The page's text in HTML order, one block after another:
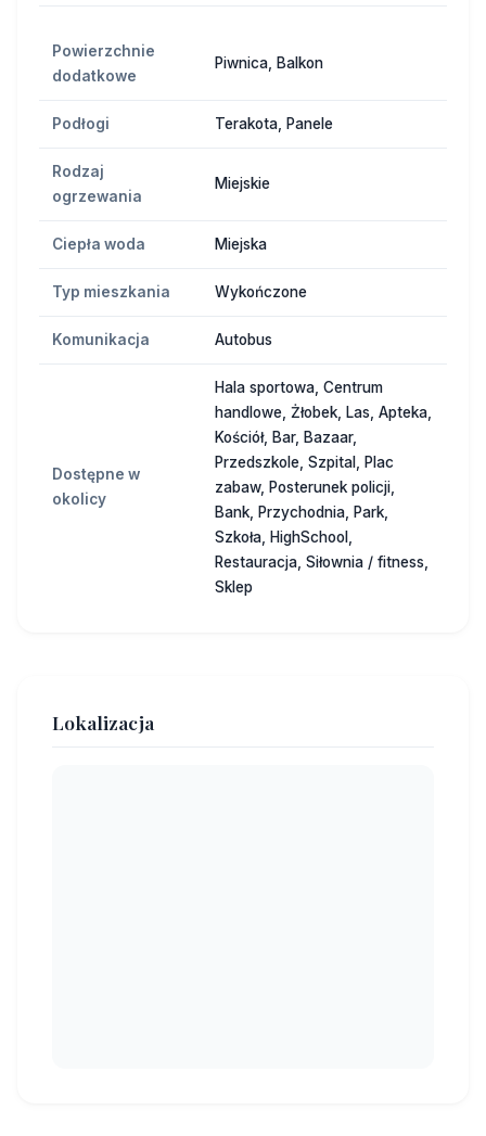
Powierzchnie
dodatkowe
Piwnica, Balkon
Podłogi Terakota, Panele
Rodzaj
ogrzewania
Miejskie
Ciepła woda Miejska
Typ mieszkania Wykończone
Komunikacja Autobus
Dostępne w
okolicy
Hala sportowa, Centrum
handlowe, Żłobek, Las, Apteka,
Kościół, Bar, Bazaar,
Przedszkole, Szpital, Plac
zabaw, Posterunek policji,
Bank, Przychodnia, Park,
Szkoła, HighSchool,
Restauracja, Siłownia / fitness,
Sklep
Lokalizacja